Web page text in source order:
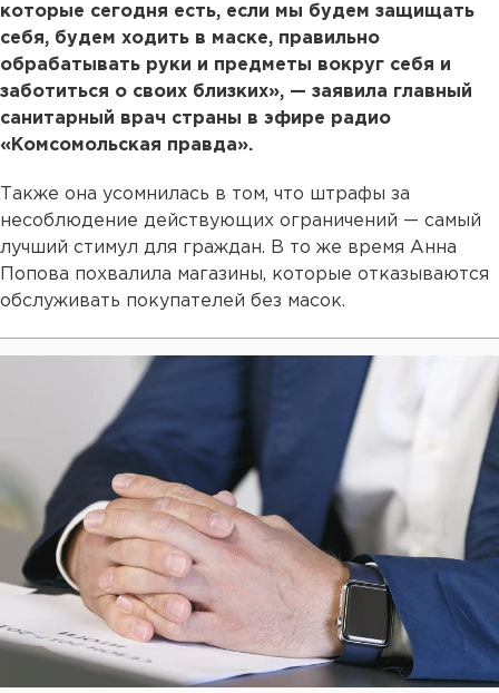
которые сегодня есть, если мы будем защищать
себя, будем ходить в маске, правильно
обрабатывать руки и предметы вокруг себя и
заботиться о своих близких», — заявила главный
санитарный врач страны в эфире радио
«Комсомольская правда».
Также она усомнилась в том, что штрафы за
несоблюдение действующих ограничений — самый
лучший стимул для граждан. В то же время Анна
Попова похвалила магазины, которые отказываются
обслуживать покупателей без масок.